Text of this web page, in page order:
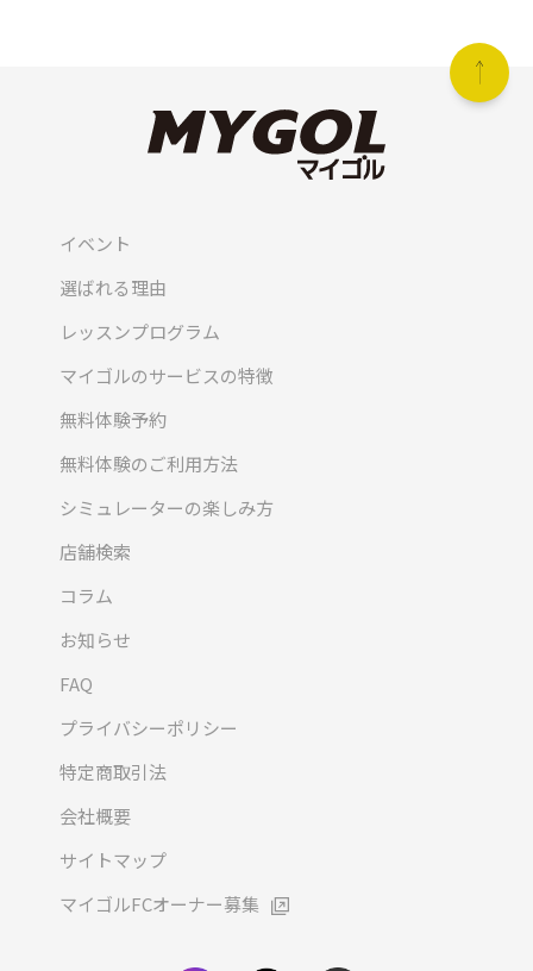
イベント
選ばれる理由
レッスンプログラム
マイゴルのサービスの特徴
無料体験予約
無料体験のご利用方法
シミュレーターの楽しみ方
店舗検索
コラム
お知らせ
FAQ
プライバシーポリシー
特定商取引法
会社概要
サイトマップ
マイゴルFCオーナー募集